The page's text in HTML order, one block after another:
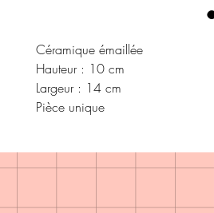
Céramique émaillée
Hauteur : 10 cm
Largeur : 14 cm
Pièce unique